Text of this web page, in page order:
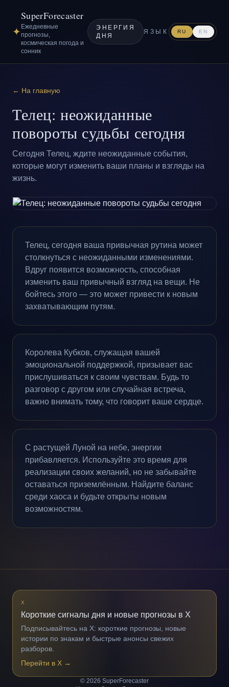
✦
SuperForecaster
Ежедневные
прогнозы,
космическая погода и
сонник
ЭНЕРГИЯ
ДНЯ
ЯЗЫК RU EN
← На главную
Телец: неожиданные
повороты судьбы сегодня
Сегодня Телец, ждите неожиданные события,
которые могут изменить ваши планы и взгляды на
жизнь.
Телец, сегодня ваша привычная рутина может
столкнуться с неожиданными изменениями.
Вдруг появится возможность, способная
изменить ваш привычный взгляд на вещи. Не
бойтесь этого — это может привести к новым
захватывающим путям.
Королева Кубков, служащая вашей
эмоциональной поддержкой, призывает вас
прислушиваться к своим чувствам. Будь то
разговор с другом или случайная встреча,
важно внимать тому, что говорит ваше сердце.
С растущей Луной на небе, энергии
прибавляется. Используйте это время для
реализации своих желаний, но не забывайте
оставаться приземлённым. Найдите баланс
среди хаоса и будьте открыты новым
возможностям.
X
Короткие сигналы дня и новые прогнозы в X
Подписывайтесь на X: короткие прогнозы, новые
истории по знакам и быстрые анонсы свежих
разборов.
Перейти в X →
© 2026 SuperForecaster